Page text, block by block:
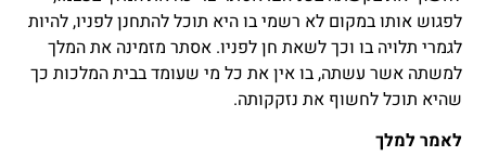
לפגוש אותו במקום לא רשמי בו היא תוכל להתחנן לפניו, להיות
לגמרי תלויה בו וכך לשאת חן לפניו. אסתר מזמינה את המלך
למשתה אשר עשתה, בו אין את כל מי שעומד בבית המלכות כך
שהיא תוכל לחשוף את נזקקותה.
לאמר למלך